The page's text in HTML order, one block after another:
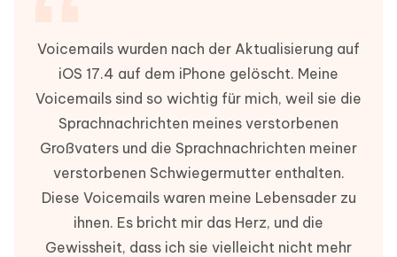
Voicemails wurden nach der Aktualisierung auf
iOS 17.4 auf dem iPhone gelöscht. Meine
Voicemails sind so wichtig für mich, weil sie die
Sprachnachrichten meines verstorbenen
Großvaters und die Sprachnachrichten meiner
verstorbenen Schwiegermutter enthalten.
Diese Voicemails waren meine Lebensader zu
ihnen. Es bricht mir das Herz, und die
Gewissheit, dass ich sie vielleicht nicht mehr